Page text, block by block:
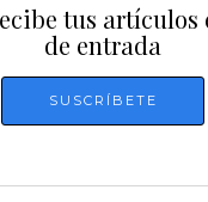
tus artículos
de entrada